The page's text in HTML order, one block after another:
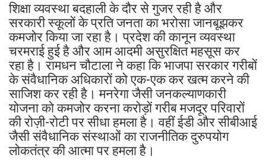
शिक्षा व्यवस्था बदहाली के दौर से गुजर रही है और
सरकारी स्कूलों के प्रति जनता का भरोसा जानबूझकर
कमजोर किया जा रहा है। प्रदेश की कानून व्यवस्था
चरमराई हुई है और आम आदमी असुरक्षित महसूस कर
रहा है। रामधन चौटाला ने कहा कि भाजपा सरकार गरीबों
के संवैधानिक अधिकारों को एक-एक कर खत्म करने की
साजिश कर रही है। मनरेगा जैसी जनकल्याणकारी
योजना को कमजोर करना करोड़ों गरीब मजदूर परिवारों
की रोज़ी-रोटी पर सीधा हमला है। वहीं ईडी और सीबीआई
जैसी संवैधानिक संस्थाओं का राजनीतिक दुरुपयोग
लोकतंत्र की आत्मा पर हमला है।